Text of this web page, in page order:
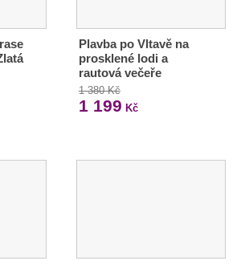
Plavba po Vltavě na
prosklené lodi a
rautová večeře
1 380 Kč
1 199 Kč